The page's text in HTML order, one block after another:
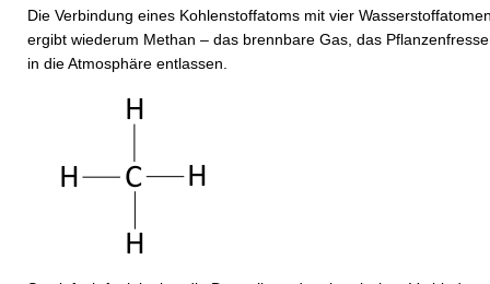
Die Verbindung eines Kohlenstoffatoms mit vier
ergibt wiederum Methan – das brennbare Gas, das
in die Atmosphäre entlassen.